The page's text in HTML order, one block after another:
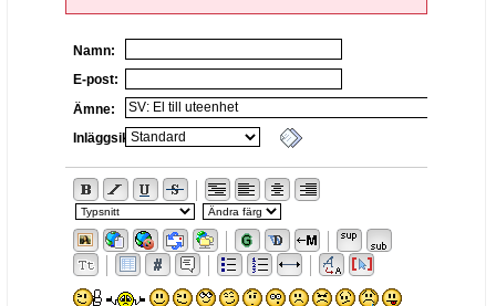
Namn:
E-post:
Ämne:
Inläggsikon: